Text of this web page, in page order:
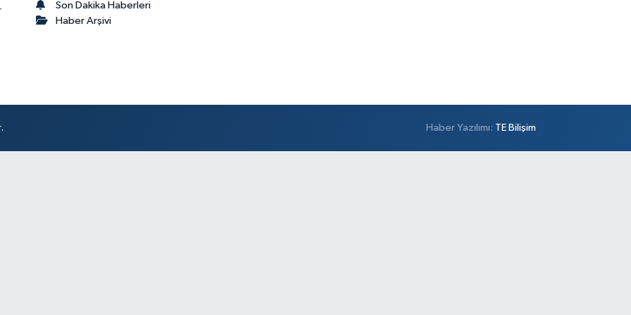
Son Dakika Haberleri
Haber Arşivi
Haber Yazılımı: TE Bilişim